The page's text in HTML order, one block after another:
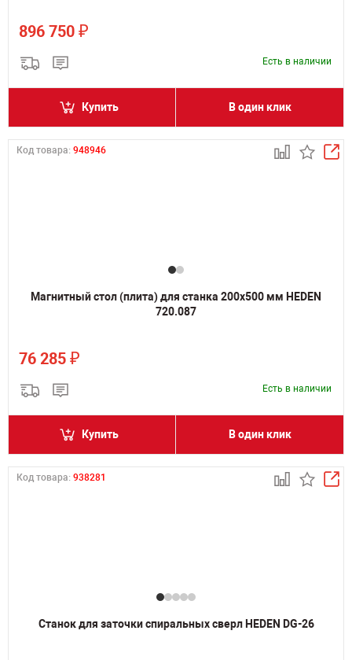
896 750 ₽
Есть в наличии
Купить В один клик
Код товара: 948946
Магнитный стол (плита) для станка 200х500 мм HEDEN
720.087
76 285 ₽
Есть в наличии
Купить В один клик
Код товара: 938281
Станок для заточки спиральных сверл HEDEN DG-26